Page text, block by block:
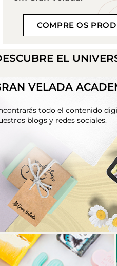
COMPRE OS
EL
VELADA
todo el contenido
blogs y redes sociales.